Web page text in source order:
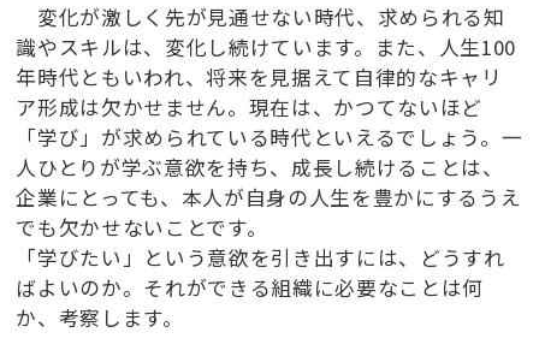
変化が激しく先が見通せない時代、求められる知
識やスキルは、変化し続けています。また、人生100
年時代ともいわれ、将来を見据えて自律的なキャリ
ア形成は欠かせません。現在は、かつてないほど
「学び」が求められている時代といえるでしょう。一
人ひとりが学ぶ意欲を持ち、成長し続けることは、
企業にとっても、本人が自身の人生を豊かにするうえ
でも欠かせないことです。
「学びたい」という意欲を引き出すには、どうすれ
ばよいのか。それができる組織に必要なことは何
か、考察します。